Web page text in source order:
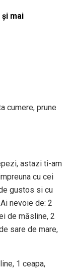
mai
cumere, prune
astazi ti-am
cu cei
gustos si cu
nevoie de: 2
de măsline, 2
sare de mare,
1 ceapa,